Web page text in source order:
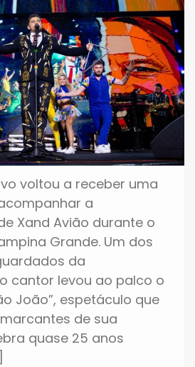
voltou a receber uma
a
Xand Avião durante o
Grande. Um dos
da
cantor levou ao palco o
João”, espetáculo que
de sua
quase 25 anos